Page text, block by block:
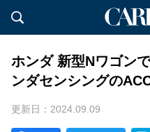
ホンダ 新型Nワゴン
ンダセンシングの
更新日：2024.09.09